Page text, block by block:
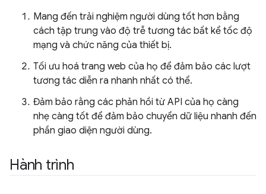
Mang đến trải nghiệm người dùng tốt hơn bằng
cách tập trung vào độ trễ tương tác bất kể tốc độ
mạng và chức năng của thiết bị.
Tối ưu hoá trang web của họ để đảm bảo các lượt
tương tác diễn ra nhanh nhất có thể.
Đảm bảo rằng các phản hồi từ API của họ càng
nhẹ càng tốt để đảm bảo chuyển dữ liệu nhanh đến
phần giao diện người dùng.
Hành trình